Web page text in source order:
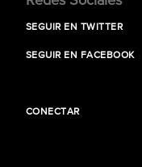
SEGUIR EN TWITTER
SEGUIR EN FACEBOOK
CONECTAR